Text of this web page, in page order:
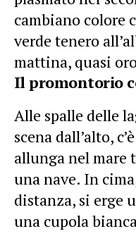
cambiano colore
verde tenero
mattina, quasi
Il promontorio
Alle spalle delle
scena dall’alto,
allunga nel mare
una nave. In
distanza, si erge
una cupola